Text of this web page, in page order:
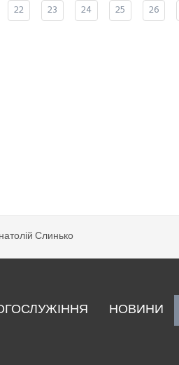
22 23 24 25 26
Слинько
НОВИНИ